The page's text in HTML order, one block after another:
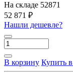
На складе 52871
52 871 ₽
Нашли дешевле?
В корзину Купить